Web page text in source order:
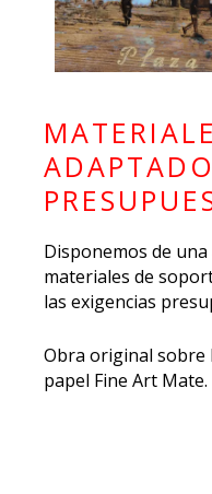
Disponemos de
materiales de
las exigencias
Obra original sobre
papel Fine Art Mate.